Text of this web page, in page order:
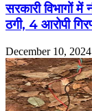
सरकारी विभागों
ठगी, 4 आरोपी
December 10, 2024